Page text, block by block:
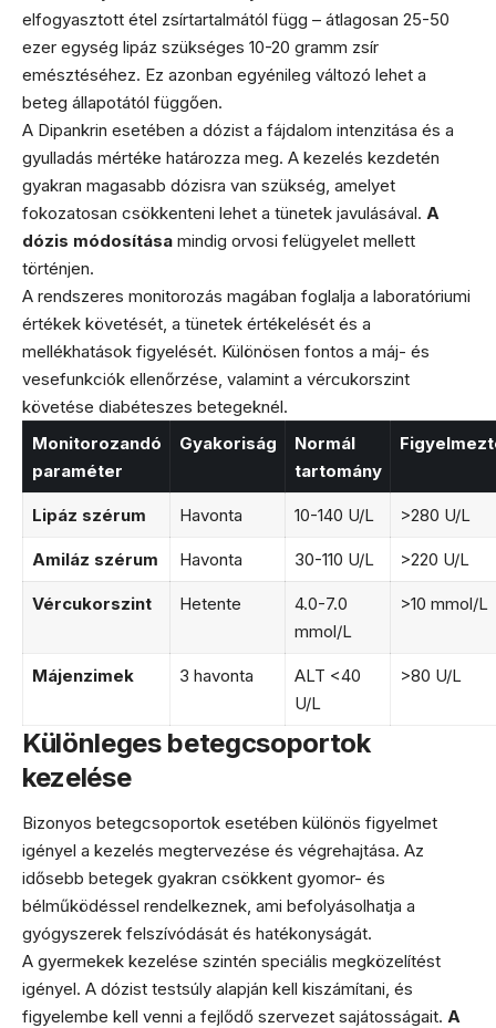
elfogyasztott étel zsírtartalmától függ – átlagosan 25-50
ezer egység lipáz szükséges 10-20 gramm zsír
emésztéséhez. Ez azonban egyénileg változó lehet a
beteg állapotától függően.
A Dipankrin esetében a dózist a fájdalom intenzitása és a
gyulladás mértéke határozza meg. A kezelés kezdetén
gyakran magasabb dózisra van szükség, amelyet
fokozatosan csökkenteni lehet a tünetek javulásával. A
dózis módosítása mindig orvosi felügyelet mellett
történjen.
A rendszeres monitorozás magában foglalja a laboratóriumi
értékek követését, a tünetek értékelését és a
mellékhatások figyelését. Különösen fontos a máj- és
vesefunkciók ellenőrzése, valamint a vércukorszint
követése diabéteszes betegeknél.
Monitorozandó
paraméter
Gyakoriság
Normál
tartomány
Lipáz szérum Havonta 10-140 U/L >280 U/L
Amiláz szérum Havonta 30-110 U/L >220 U/L
Vércukorszint Hetente
4.0-7.0
mmol/L
>10 mmol/L
Májenzimek 3 havonta
ALT <40
U/L
>80 U/L
Különleges betegcsoportok
kezelése
Bizonyos betegcsoportok esetében különös figyelmet
igényel a kezelés megtervezése és végrehajtása. Az
idősebb betegek gyakran csökkent gyomor- és
bélműködéssel rendelkeznek, ami befolyásolhatja a
gyógyszerek felszívódását és hatékonyságát.
A gyermekek kezelése szintén speciális megközelítést
igényel. A dózist testsúly alapján kell kiszámítani, és
figyelembe kell venni a fejlődő szervezet sajátosságait. A